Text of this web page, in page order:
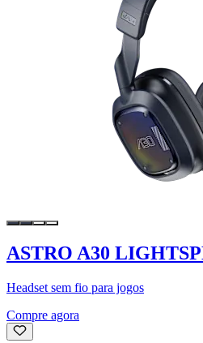
ASTRO A30
Headset sem fio para jogos
Compre agora